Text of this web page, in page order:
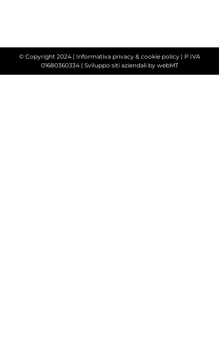
© Copyright 2024 | Informativa privacy & cookie policy| P.IVA
01680360334 | Sviluppo siti aziendaliby webMT